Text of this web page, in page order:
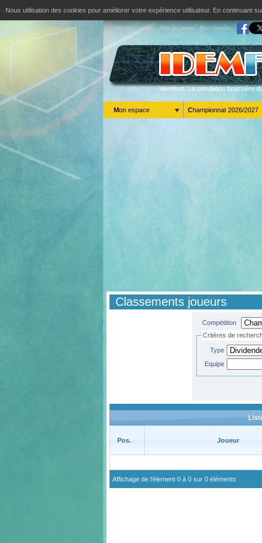
Nous utilisation des cookies pour améliorer votre expérience utilisateur. En continuant
Aller au contenu Aller au menu Mon compte
Idemfoot. La simulation boursière
Mon espace Championnat 2026/2027
Classements joueurs
Compétition
Critères de
Type
Equipe
Pos. Joueur
Affichage de l'élement 0 à 0 sur 0 éléments